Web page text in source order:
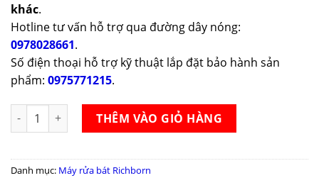
khác.
Hotline tư vấn hỗ trợ qua đường dây nóng:
0978028661.
Số điện thoại hỗ trợ kỹ thuật lắp đặt bảo hành sản
phẩm: 0975771215.
Máy rửa bát Richborn RDG6080SQB số lượng
THÊM VÀO GIỎ HÀNG
Danh mục: Máy rửa bát Richborn